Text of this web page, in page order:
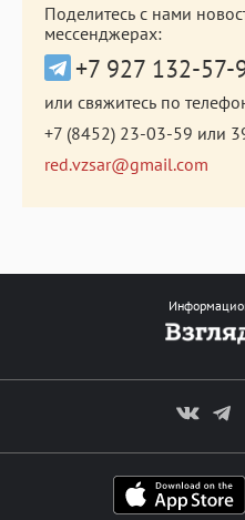
Поделитесь с нами
мессенджерах:
+7 927 132-57-
или свяжитесь по
+7 (8452) 23-03-59 или
red.vzsar@gmail.com